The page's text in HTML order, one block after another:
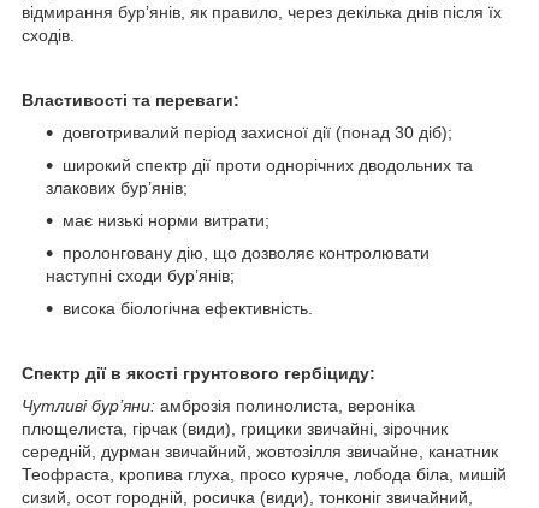
відмирання бур’янів, як правило, через декілька днів після їх
сходів.
Властивості та переваги:
довготривалий період захисної дії (понад 30 діб);
широкий спектр дії проти однорічних дводольних та
злакових бур’янів;
має низькі норми витрати;
пролонговану дію, що дозволяє контролювати
наступні сходи бур’янів;
висока біологічна ефективність.
Спектр дії в якості грунтового гербіциду:
Чутливі бур’яни: амброзія полинолиста, вероніка
плющелиста, гірчак (види), грицики звичайні, зірочник
середній, дурман звичайний, жовтозілля звичайне, канатник
Теофраста, кропива глуха, просо куряче, лобода біла, мишій
сизий, осот городній, росичка (види), тонконіг звичайний,